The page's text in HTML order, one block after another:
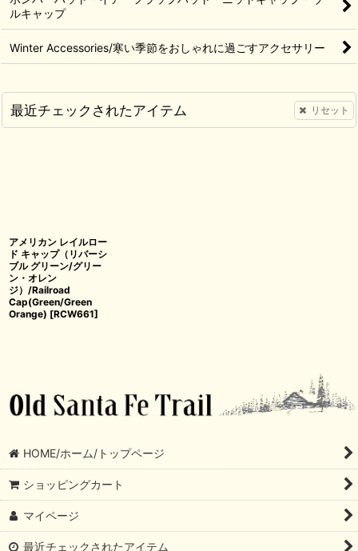
ルキャップ
Winter Accessories/寒い季節をおしゃれに過ごすアクセサリー
最近チェックされたアイテム リセット
アメリカン レイルロー
ド キャップ（リバーシ
ブル グリーン/グリー
ン・オレン
ジ）/Railroad
Cap(Green/Green
Orange) [RCW661]
HOME/ホーム/トップページ
ショッピングカート
マイページ
最近チェックされたアイテム